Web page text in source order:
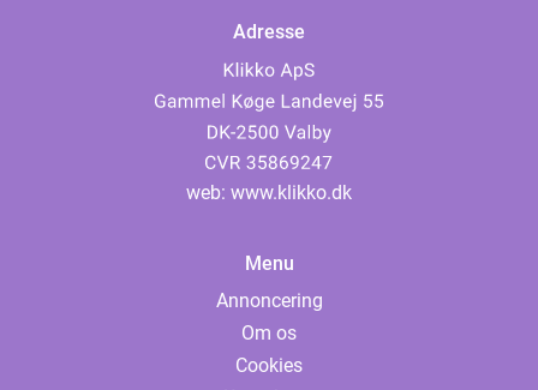
Adresse
web: www.klikko.dk
Menu
Annoncering
Om os
Cookies